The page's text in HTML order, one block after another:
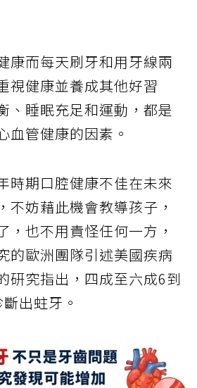
康而每天刷牙和用牙線兩
視健康並養成其他好習
、睡眠充足和運動，都是
血管健康的因素。
時期口腔健康不佳在未來
不妨藉此機會教導孩子，
，也不用責怪任何一方，
的歐洲團隊引述美國疾病
研究指出，四成至六成6到
出蛀牙。